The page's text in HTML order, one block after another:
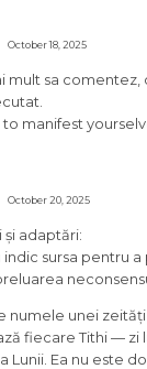
October 18, 2025
mult sa
manifest
October 20, 2025
și adaptări:
indic sursa pentru a
numele unei
fiecare Tithi — zi
Lunii. Ea nu este